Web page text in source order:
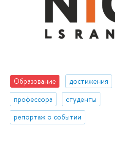
Образование
достижения
профессора
студенты
репортаж о событии